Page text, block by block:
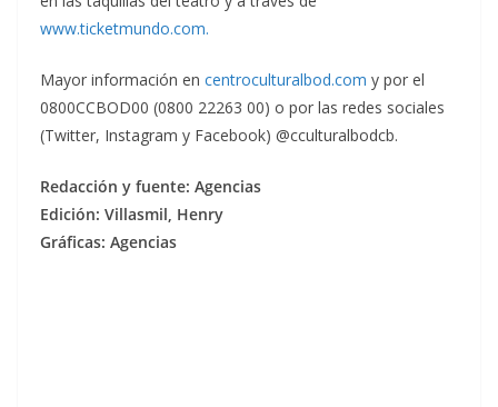
www.ticketmundo.com.
Mayor información en centroculturalbod.com y por el
0800CCBOD00 (0800 22263 00) o por las redes sociales
(Twitter, Instagram y Facebook) @cculturalbodcb.
Redacción y fuente: Agencias
Edición: Villasmil, Henry
Gráficas: Agencias